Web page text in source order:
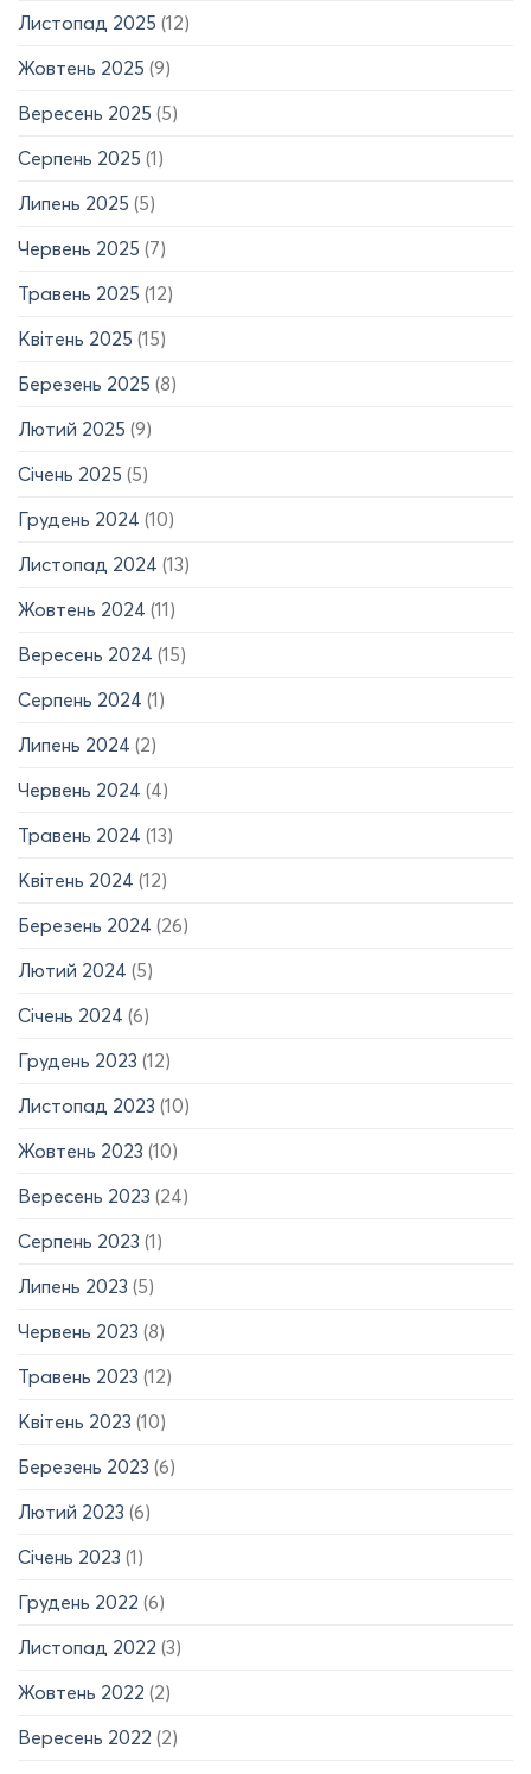
Листопад 2025 (12)
Жовтень 2025 (9)
Вересень 2025 (5)
Серпень 2025 (1)
Липень 2025 (5)
Червень 2025 (7)
Травень 2025 (12)
Квітень 2025 (15)
Березень 2025 (8)
Лютий 2025 (9)
Січень 2025 (5)
Грудень 2024 (10)
Листопад 2024 (13)
Жовтень 2024 (11)
Вересень 2024 (15)
Серпень 2024 (1)
Липень 2024 (2)
Червень 2024 (4)
Травень 2024 (13)
Квітень 2024 (12)
Березень 2024 (26)
Лютий 2024 (5)
Січень 2024 (6)
Грудень 2023 (12)
Листопад 2023 (10)
Жовтень 2023 (10)
Вересень 2023 (24)
Серпень 2023 (1)
Липень 2023 (5)
Червень 2023 (8)
Травень 2023 (12)
Квітень 2023 (10)
Березень 2023 (6)
Лютий 2023 (6)
Січень 2023 (1)
Грудень 2022 (6)
Листопад 2022 (3)
Жовтень 2022 (2)
Вересень 2022 (2)